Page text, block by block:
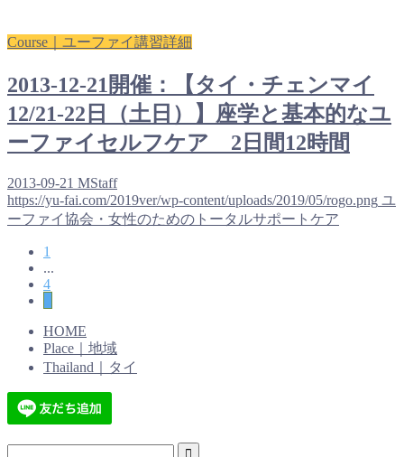
Course｜ユーファイ講習詳細
2013-12-21開催：【タイ・チェンマイ
12/21-22日（土日）】座学と基本的なユ
ーファイセルフケア 2日間12時間
2013-09-21 MStaff
https://yu-fai.com/2019ver/wp-content/uploads/2019/05/rogo.png ユ
ーファイ協会・女性のためのトータルサポートケア
1
...
4
HOME
Place｜地域
Thailand｜タイ